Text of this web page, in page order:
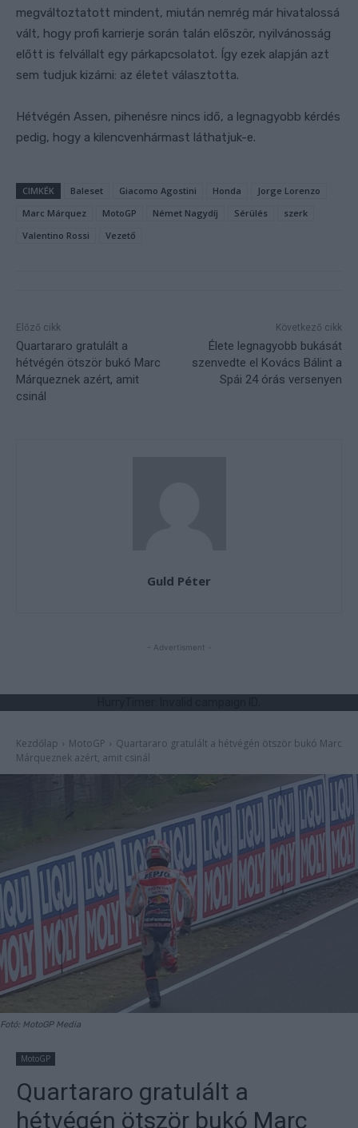
megváltoztatott mindent, miután nemrég már hivatalossá
vált, hogy profi karrierje során talán először, nyilvánosság
előtt is felvállalt egy párkapcsolatot. Így ezek alapján azt
sem tudjuk kizárni: az életet választotta.
Hétvégén Assen, pihenésre nincs idő, a legnagyobb kérdés
pedig, hogy a kilencvenhármast láthatjuk-e.
CIMKÉK Baleset Giacomo Agostini Honda
Jorge Lorenzo
Marc Márquez
MotoGP Német Nagydíj Sérülés
szerk
Valentino Rossi
Vezető
Előző cikk
Quartararo gratulált a
hétvégén ötször bukó Marc
Márqueznek azért, amit
csinál
Következő cikk
Élete legnagyobb bukását
szenvedte el Kovács Bálint a
Spái 24 órás versenyen
Guld Péter
- Advertisment -